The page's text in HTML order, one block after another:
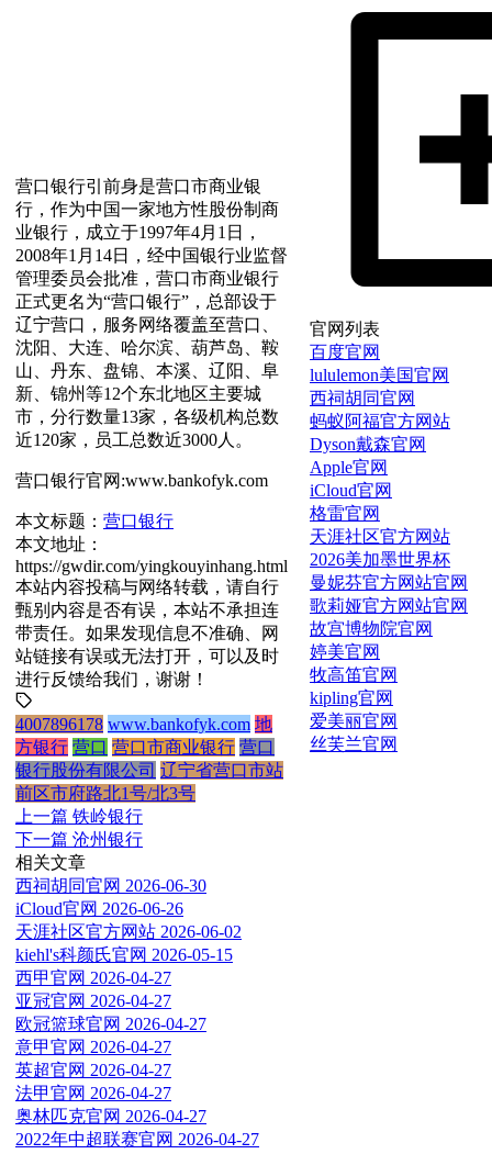
营口银行引前身是营口市商业银
行，作为中国一家地方性股份制商
业银行，成立于1997年4月1日，
2008年1月14日，经中国银行业监督
管理委员会批准，营口市商业银行
正式更名为“营口银行”，总部设于
辽宁营口，服务网络覆盖至营口、
沈阳、大连、哈尔滨、葫芦岛、鞍
山、丹东、盘锦、本溪、辽阳、阜
新、锦州等12个东北地区主要城
市，分行数量13家，各级机构总数
近120家，员工总数近3000人。
营口银行官网:www.bankofyk.com
本文标题： 营口银行
本文地址：
https://gwdir.com/yingkouyinhang.html
本站内容投稿与网络转载，请自行
甄别内容是否有误，本站不承担连
带责任。如果发现信息不准确、网
站链接有误或无法打开，可以及时
进行反馈给我们，谢谢！
4007896178 www.bankofyk.com 地
方银行 营口 营口市商业银行 营口
银行股份有限公司 辽宁省营口市站
前区市府路北1号/北3号
上一篇 铁岭银行
下一篇 沧州银行
相关文章
西祠胡同官网 2026-06-30
iCloud官网 2026-06-26
天涯社区官方网站 2026-06-02
kiehl's科颜氏官网 2026-05-15
西甲官网 2026-04-27
亚冠官网 2026-04-27
欧冠篮球官网 2026-04-27
意甲官网 2026-04-27
英超官网 2026-04-27
法甲官网 2026-04-27
奥林匹克官网 2026-04-27
2022年中超联赛官网 2026-04-27
官网列表
百度官网
lululemon美国官网
西祠胡同官网
蚂蚁阿福官方网站
Dyson戴森官网
Apple官网
iCloud官网
格雷官网
天涯社区官方网站
2026美加墨世界杯
曼妮芬官方网站官网
歌莉娅官方网站官网
故宫博物院官网
婷美官网
牧高笛官网
kipling官网
爱美丽官网
丝芙兰官网